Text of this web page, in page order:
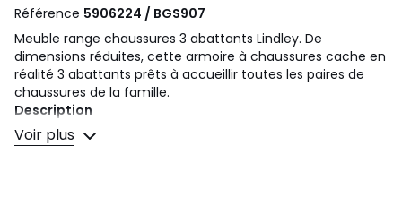
Référence 5906224 / BGS907
Meuble range chaussures 3 abattants Lindley. De
dimensions réduites, cette armoire à chaussures cache en
réalité 3 abattants prêts à accueillir toutes les paires de
chaussures de la famille.
Description
• 3 abattants
• Pour 30 paires de chaussures
Voir plus